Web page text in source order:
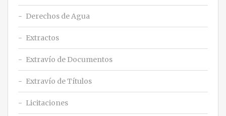
Derechos de Agua
Extractos
Extravío de Documentos
Extravío de Títulos
Licitaciones